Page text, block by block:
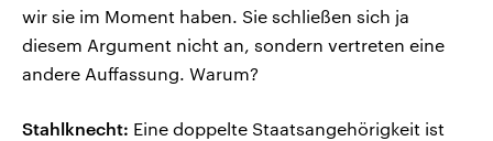
wir sie im Moment haben. Sie schließen sich ja
diesem Argument nicht an, sondern vertreten eine
andere Auffassung. Warum?
Stahlknecht: Eine doppelte Staatsangehörigkeit ist